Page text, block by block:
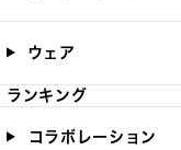
ウェア
ランキング
コラボレーション